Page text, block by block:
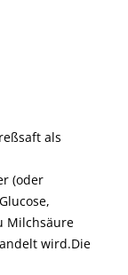
als
(oder
Milchsäure
wird.Die